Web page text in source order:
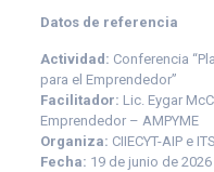
Datos de referencia
Actividad: Conferencia
para el Emprendedor”
Facilitador: Lic. Eygar
Emprendedor – AMPYME
Organiza: CIIECYT-AIP e
Fecha: 19 de junio de 2026